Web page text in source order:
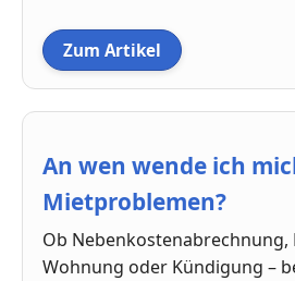
Zum Artikel
An wen wende ich
Mietproblemen?
Ob
Wohnung oder Kündigung –